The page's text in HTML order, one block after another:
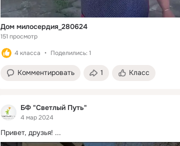
Дом милосердия_280624
151 просмотр
4 класса Поделились: 1
Комментировать 1 Класс
БФ "Светлый Путь"
4 мар 2024
Привет, друзья! ...